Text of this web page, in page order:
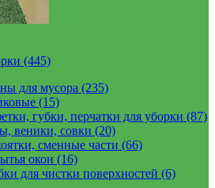
(445)
для мусора (235)
(15)
губки, перчатки для уборки (87)
веники, совки (20)
сменные части (66)
окон (16)
для чистки поверхностей (6)